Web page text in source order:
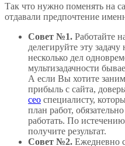
Так что нужно поменять на
отдавали предпочтение
Совет №1. Работайте
делегируйте эту
несколько дел
мультизадачности
А если Вы хотите
прибыль с сайта,
сео специалисту,
план работ,
работать. По
получите результат.
Совет №2. Ежедневно